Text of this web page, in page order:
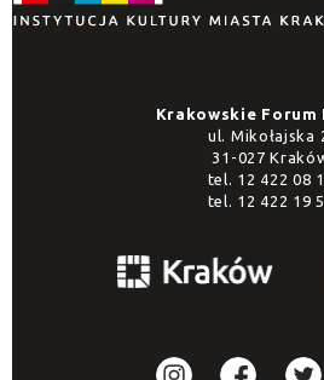
Krakowskie Forum
ul. Mikołajska
31-027
tel. 12 422 08
tel. 12 422 19